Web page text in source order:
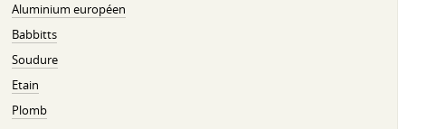
Aluminium européen
Babbitts
Soudure
Etain
Plomb